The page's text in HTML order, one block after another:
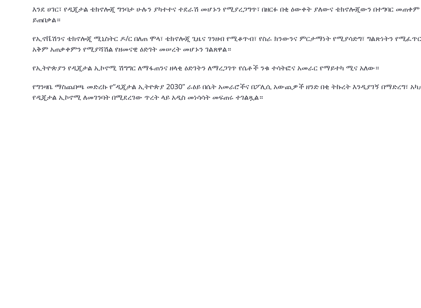
እንደ ሀገር፣ የዲጂታል ቴክኖሎጂ ግንባታ ሁሉን ያካተተና ተደራሽ መሆኑን የሚያረጋግጥ፣ በዘርፉ በቂ ዕውቀት ያለውና ቴክኖሎጂውን በተግባር
ይጠበቃል።
የኢኖቬሽንና ቴክኖሎጂ ሚኒስትር ዶ/ር በለጠ ሞላ፣ ቴክኖሎጂ ጊዜና ገንዘብ የሚቆጥብ፣ የስራ ክንውንና ምርታማነት የሚያሳድግ፣ ግልጽነትን
አቅም አጠቃቀምን የሚያሻሽል የዘመናዊ ዕድገት መሠረት መሆኑን ገልጸዋል።
የኢትዮጵያን የዲጂታል ኢኮኖሚ ሽግግር ለማፋጠንና ዘላቂ ዕድገትን ለማረጋገጥ የሴቶች ንቁ ተሳትፎና አመራር የማይተካ ሚና አለው።
የግንዛቤ ማስጨበጫ መድረኩ የ“ዲጂታል ኢትዮጵያ 2030” ራዕይ በሴት አመራሮችና በፖሊሲ አውጪዎች ዘንድ በቂ ትኩረት እንዲያገኝ በማድረግ፣
የዲጂታል ኢኮኖሚ ለመገንባት በሚደረገው ጥረት ላይ አዲስ መነሳሳት መፍጠሩ ተገልጿል።